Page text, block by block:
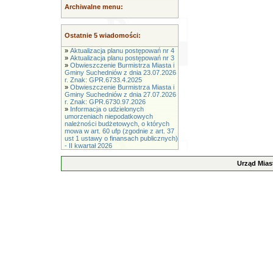
Archiwalne menu:
Ostatnie 5 wiadomości:
» Aktualizacja planu postępowań nr 4
» Aktualizacja planu postępowań nr 3
» Obwieszczenie Burmistrza Miasta i
Gminy Suchedniów z dnia 23.07.2026
r. Znak: GPR.6733.4.2025
» Obwieszczenie Burmistrza Miasta i
Gminy Suchedniów z dnia 27.07.2026
r. Znak: GPR.6730.97.2026
» Informacja o udzielonych
umorzeniach niepodatkowych
należności budżetowych, o których
mowa w art. 60 ufp (zgodnie z art. 37
ust 1 ustawy o finansach publicznych)
- II kwartał 2026
Urząd